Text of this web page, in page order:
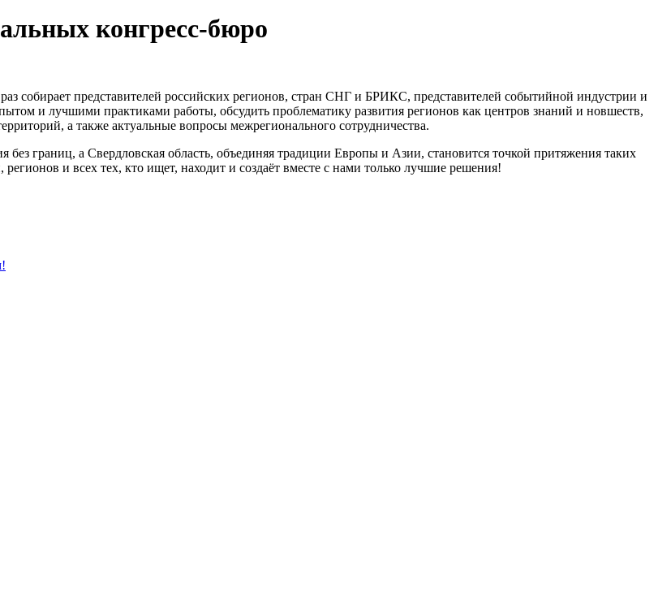
конгреcс-бюро
собирает представителей российских регионов, стран СНГ и БРИКС, представителей событийной индустрии и
и лучшими практиками работы, обсудить проблематику развития регионов как центров знаний и новшеств,
а также актуальные вопросы межрегионального сотрудничества.
без границ, а Свердловская область, объединяя традиции Европы и Азии, становится точкой притяжения таких
и всех тех, кто ищет, находит и создаёт вместе с нами только лучшие решения!